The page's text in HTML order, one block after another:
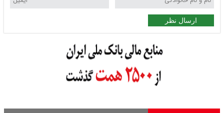
ارسال نظر